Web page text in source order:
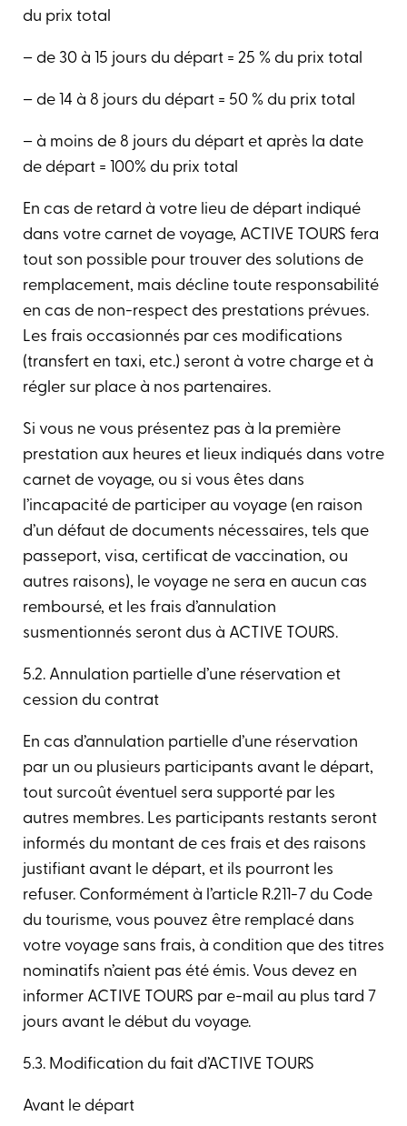
du prix total
– de 30 à 15 jours du départ = 25 % du prix total
– de 14 à 8 jours du départ = 50 % du prix total
– à moins de 8 jours du départ et après la date
de départ = 100% du prix total
En cas de retard à votre lieu de départ indiqué
dans votre carnet de voyage, ACTIVE TOURS fera
tout son possible pour trouver des solutions de
remplacement, mais décline toute responsabilité
en cas de non-respect des prestations prévues.
Les frais occasionnés par ces modifications
(transfert en taxi, etc.) seront à votre charge et à
régler sur place à nos partenaires.
Si vous ne vous présentez pas à la première
prestation aux heures et lieux indiqués dans votre
carnet de voyage, ou si vous êtes dans
l’incapacité de participer au voyage (en raison
d’un défaut de documents nécessaires, tels que
passeport, visa, certificat de vaccination, ou
autres raisons), le voyage ne sera en aucun cas
remboursé, et les frais d’annulation
susmentionnés seront dus à ACTIVE TOURS.
5.2. Annulation partielle d’une réservation et
cession du contrat
En cas d’annulation partielle d’une réservation
par un ou plusieurs participants avant le départ,
tout surcoût éventuel sera supporté par les
autres membres. Les participants restants seront
informés du montant de ces frais et des raisons
justifiant avant le départ, et ils pourront les
refuser. Conformément à l’article R.211-7 du Code
du tourisme, vous pouvez être remplacé dans
votre voyage sans frais, à condition que des titres
nominatifs n’aient pas été émis. Vous devez en
informer ACTIVE TOURS par e-mail au plus tard 7
jours avant le début du voyage.
5.3. Modification du fait d’ACTIVE TOURS
Avant le départ